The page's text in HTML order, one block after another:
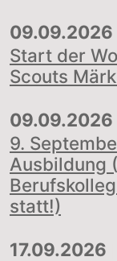
09.09.2026
Start der
Scouts
09.09.2026
9.
Ausbildung
statt!)
17.09.2026